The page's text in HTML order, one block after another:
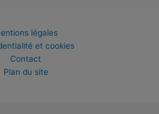
légales
et cookies
Contact
Plan du site